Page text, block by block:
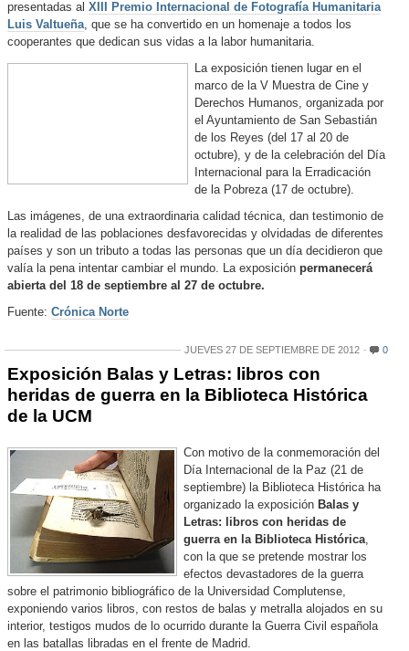
presentadas al XIII Premio Internacional de Fotografía Humanitaria
Luis Valtueña, que se ha convertido en un homenaje a todos los
cooperantes que dedican sus vidas a la labor humanitaria.
La exposición tienen lugar en el
marco de la V Muestra de Cine y
Derechos Humanos, organizada por
el Ayuntamiento de San Sebastián
de los Reyes (del 17 al 20 de
octubre), y de la celebración del Día
Internacional para la Erradicación
de la Pobreza (17 de octubre).
Las imágenes, de una extraordinaria calidad técnica, dan testimonio de
la realidad de las poblaciones desfavorecidas y olvidadas de diferentes
países y son un tributo a todas las personas que un día decidieron que
valía la pena intentar cambiar el mundo. La exposición permanecerá
abierta del 18 de septiembre al 27 de octubre.
Fuente: Crónica Norte
JUEVES 27 DE SEPTIEMBRE DE 2012 0
Exposición Balas y Letras: libros con
heridas de guerra en la Biblioteca Histórica
de la UCM
Con motivo de la conmemoración del
Día Internacional de la Paz (21 de
septiembre) la Biblioteca Histórica ha
organizado la exposición Balas y
Letras: libros con heridas de
guerra en la Biblioteca Histórica,
con la que se pretende mostrar los
efectos devastadores de la guerra
sobre el patrimonio bibliográfico de la Universidad Complutense,
exponiendo varios libros, con restos de balas y metralla alojados en su
interior, testigos mudos de lo ocurrido durante la Guerra Civil española
en las batallas libradas en el frente de Madrid.